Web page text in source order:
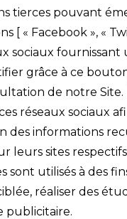
tierces pouvant
[ « Facebook », «
sociaux
grâce à ce
de notre
réseaux sociaux
des informations
leurs sites
sont utilisés à des
réaliser des
publicitaire.